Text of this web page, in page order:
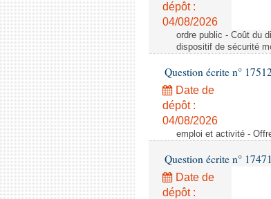
dépôt :
04/08/2026
ordre public - Coût du
dispositif de sécurité
Question écrite n°
Date de
dépôt :
04/08/2026
emploi et activité -
Question écrite n°
Date de
dépôt :